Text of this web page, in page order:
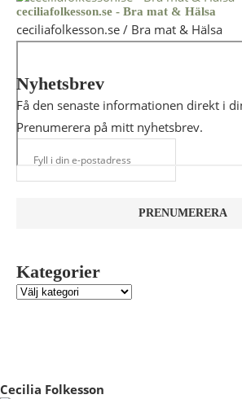
ceciliafolkesson.se - Bra mat & Hälsa
ceciliafolkesson.se / Bra mat & Hälsa
Nyhetsbrev
Få den senaste informationen direkt i
Prenumerera på mitt nyhetsbrev.
Kategorier
Cecilia Folkesson